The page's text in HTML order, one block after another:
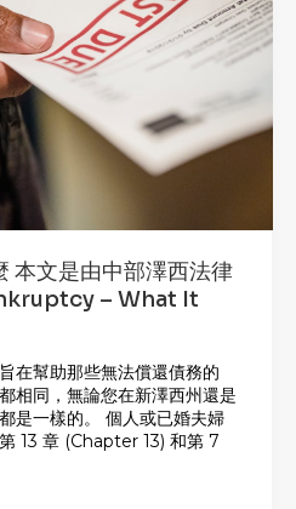
本文是由中部澤西法律
– What It
在幫助那些無法償還債務的
相同，無論您在新澤西州還是
是一樣的。 個人或已婚夫婦
13 章 (Chapter 13) 和第 7